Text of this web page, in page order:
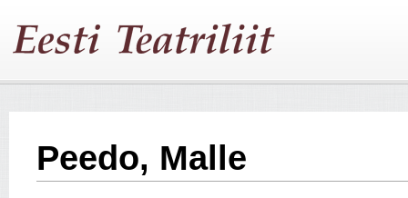
Peedo, Malle